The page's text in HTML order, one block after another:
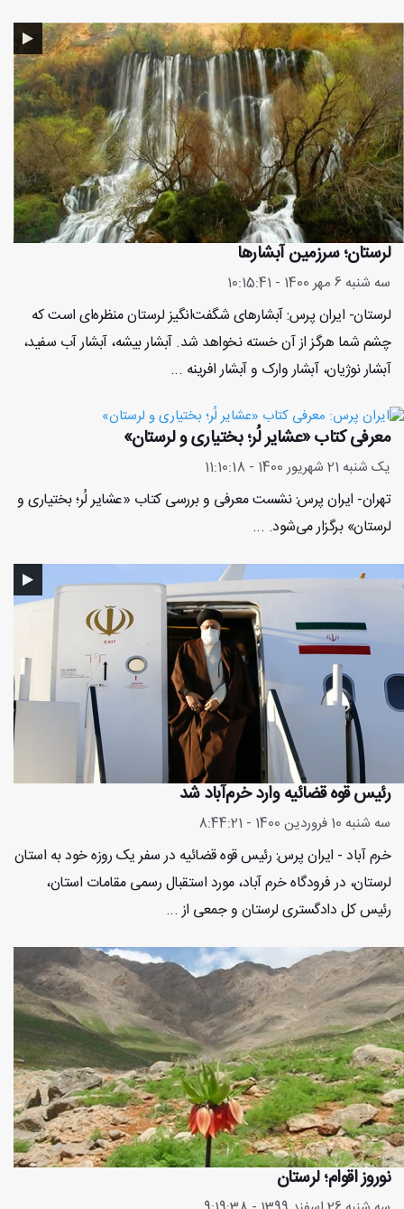
لرستان؛ سرزمین آبشارها
سه شنبه 6 مهر 1400 - 10:15:41
لرستان- ایران پرس: آبشارهای شگفت‌انگیز لرستان منظره‌ای است که
چشم شما هرگز از آن خسته نخواهد شد. آبشار بیشه، آبشار آب سفید،
آبشار نوژیان، آبشار وارک و آبشار افرینه ...
معرفی کتاب «عشایر لُر؛ بختیاری و لرستان»
یک شنبه 21 شهریور 1400 - 11:10:18
تهران- ایران پرس: نشست معرفی و بررسی کتاب «عشایر لُر؛ بختیاری و
لرستان» برگزار می‌شود. ...
رئیس قوه قضائیه وارد خرم‌آباد شد
سه شنبه 10 فروردین 1400 - 8:44:21
خرم آباد - ایران پرس: رئیس قوه قضائیه در سفر یک روزه خود به استان
لرستان، در فرودگاه خرم آباد، مورد استقبال رسمی مقامات استان،
رئیس کل دادگستری لرستان و جمعی از ...
نوروز اقوام؛ لرستان